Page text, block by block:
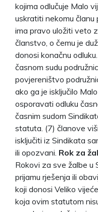
kojima odlučuje Malo
uskratiti nekomu članu
ima pravo uložiti veto
članstvo, o čemu je
donosi konačnu
časnom sudu
povjereništvo
ako ga je isključilo
osporavati odluku
časnim sudom
statuta. (7) članove
isključiti iz Sindikata
ili opozvani. Rok za
Rokovi za sve žalbe u
prijamu rješenja ili
koji donosi Veliko
koja ovim statutom